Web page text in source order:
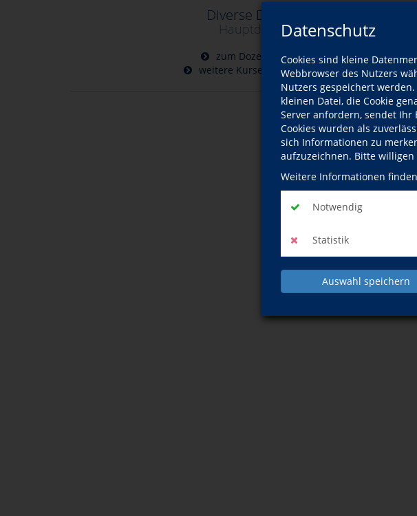
Datenschutz
Cookies sind kleine
Webbrowser des Nutzers
Nutzers gespeichert
kleinen Datei, die Cookie
Server anfordern, sendet Ihr
Cookies wurden als
sich Informationen zu
aufzuzeichnen. Bitte willigen
Weitere Informationen
Notwendig
Statistik
Auswahl speichern
Diverse Dozenten
Hauptdozentin
zum Dozentinnenprofil
weitere Kurse dieser Dozentin